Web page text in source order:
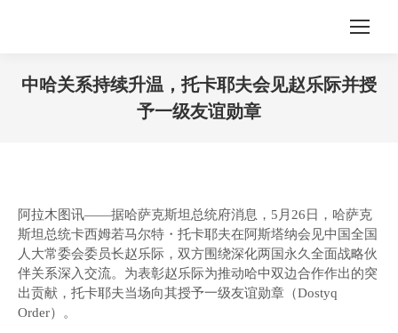
中哈关系持续升温，托卡耶夫会见赵乐际并授
予一级友谊勋章
阿拉木图讯——据哈萨克斯坦总统府消息，5月26日，哈萨克
斯坦总统卡西姆若马尔特・托卡耶夫在阿斯塔纳会见中国全国
人大常委会委员长赵乐际，双方围绕深化两国永久全面战略伙
伴关系深入交流。为表彰赵乐际为推动哈中双边合作作出的突
出贡献，托卡耶夫当场向其授予一级友谊勋章（Dostyq
Order）。